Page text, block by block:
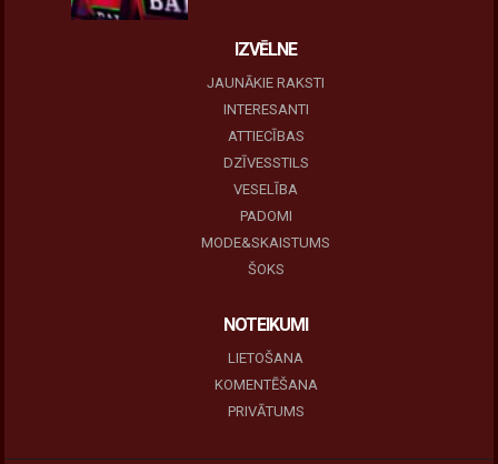
IZVĒLNE
JAUNĀKIE RAKSTI
INTERESANTI
ATTIECĪBAS
DZĪVESSTILS
VESELĪBA
PADOMI
MODE&SKAISTUMS
ŠOKS
NOTEIKUMI
LIETOŠANA
KOMENTĒŠANA
PRIVĀTUMS